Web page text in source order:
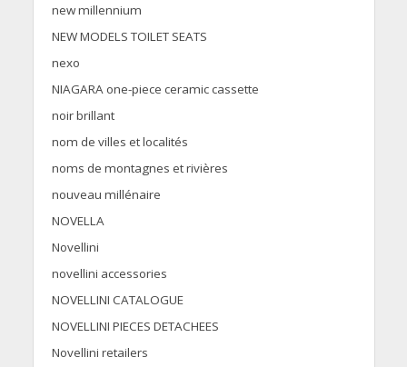
new millennium
NEW MODELS TOILET SEATS
nexo
NIAGARA one-piece ceramic cassette
noir brillant
nom de villes et localités
noms de montagnes et rivières
nouveau millénaire
NOVELLA
Novellini
novellini accessories
NOVELLINI CATALOGUE
NOVELLINI PIECES DETACHEES
Novellini retailers